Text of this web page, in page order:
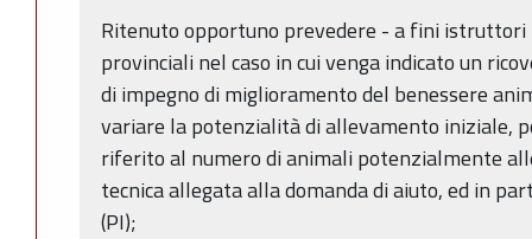
Ritenuto opportuno prevedere - a fini
provinciali nel caso in cui venga indicato un
di impegno di miglioramento del benessere
variare la potenzialità di allevamento iniziale,
riferito al numero di animali potenzialmente
tecnica allegata alla domanda di aiuto, ed in
(PI);